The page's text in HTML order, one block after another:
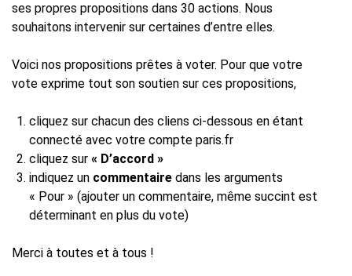
ses propres propositions dans 30 actions. Nous
souhaitons intervenir sur certaines d’entre elles.
Voici nos propositions prêtes à voter. Pour que votre
vote exprime tout son soutien sur ces propositions,
cliquez sur chacun des cliens ci-dessous en étant
connecté avec votre compte paris.fr
cliquez sur « D’accord »
indiquez un commentaire dans les arguments
« Pour » (ajouter un commentaire, même succint est
déterminant en plus du vote)
Merci à toutes et à tous !